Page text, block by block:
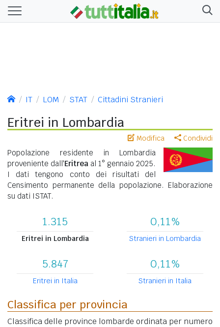
IT LOM STAT Cittadini Stranieri
Eritrei in Lombardia
Modifica Condividi
Popolazione residente in Lombardia
proveniente dall'Eritrea al 1° gennaio 2025.
I dati tengono conto dei risultati del
Censimento permanente della popolazione. Elaborazione
su dati ISTAT.
1.315
Eritrei in Lombardia
0,11%
Stranieri in Lombardia
5.847
Eritrei in Italia
0,11%
Stranieri in Italia
Classifica per provincia
Classifica delle province lombarde ordinata per numero